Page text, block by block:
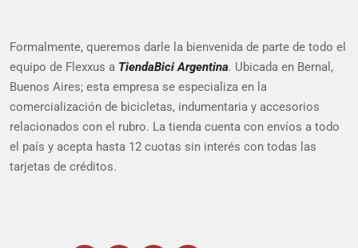
Formalmente, queremos darle la bienvenida de parte de todo el
equipo de Flexxus a TiendaBici Argentina. Ubicada en Bernal,
Buenos Aires; esta empresa se especializa en la
comercialización de bicicletas, indumentaria y accesorios
relacionados con el rubro. La tienda cuenta con envíos a todo
el país y acepta hasta 12 cuotas sin interés con todas las
tarjetas de créditos.